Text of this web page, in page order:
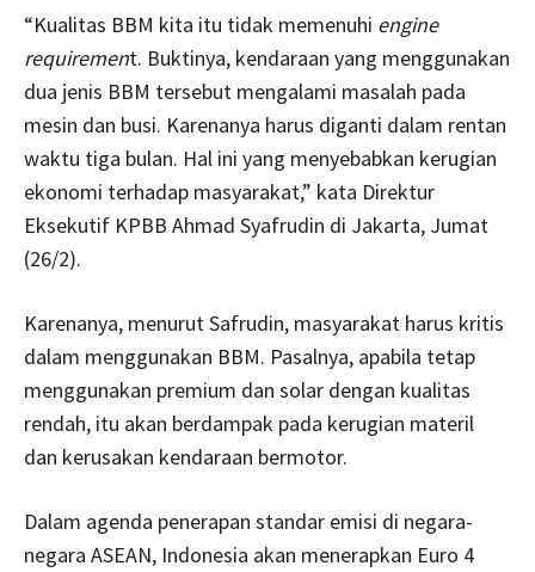
“Kualitas BBM kita itu tidak memenuhi engine
requirement. Buktinya, kendaraan yang menggunakan
dua jenis BBM tersebut mengalami masalah pada
mesin dan busi. Karenanya harus diganti dalam rentan
waktu tiga bulan. Hal ini yang menyebabkan kerugian
ekonomi terhadap masyarakat,” kata Direktur
Eksekutif KPBB Ahmad Syafrudin di Jakarta, Jumat
(26/2).
Karenanya, menurut Safrudin, masyarakat harus kritis
dalam menggunakan BBM. Pasalnya, apabila tetap
menggunakan premium dan solar dengan kualitas
rendah, itu akan berdampak pada kerugian materil
dan kerusakan kendaraan bermotor.
Dalam agenda penerapan standar emisi di negara-
negara ASEAN, Indonesia akan menerapkan Euro 4